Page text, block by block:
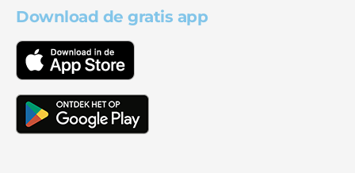
Download de gratis app